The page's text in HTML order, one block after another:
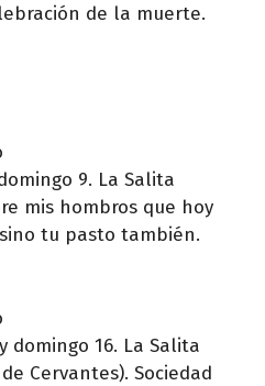
de la muerte.
9. La Salita
mis hombros que hoy
tu pasto también.
domingo 16. La Salita
Cervantes). Sociedad